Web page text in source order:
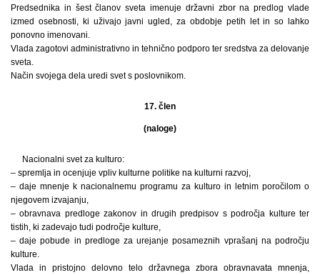
Predsednika in šest članov sveta imenuje državni zbor na predlog vlade
izmed osebnosti, ki uživajo javni ugled, za obdobje petih let in so lahko
ponovno imenovani.
Vlada zagotovi administrativno in tehnično podporo ter sredstva za delovanje
sveta.
Način svojega dela uredi svet s poslovnikom.
17. člen
(naloge)
Nacionalni svet za kulturo:
– spremlja in ocenjuje vpliv kulturne politike na kulturni razvoj,
– daje mnenje k nacionalnemu programu za kulturo in letnim poročilom o
njegovem izvajanju,
– obravnava predloge zakonov in drugih predpisov s področja kulture ter
tistih, ki zadevajo tudi področje kulture,
– daje pobude in predloge za urejanje posameznih vprašanj na področju
kulture.
Vlada in pristojno delovno telo državnega zbora obravnavata mnenja,